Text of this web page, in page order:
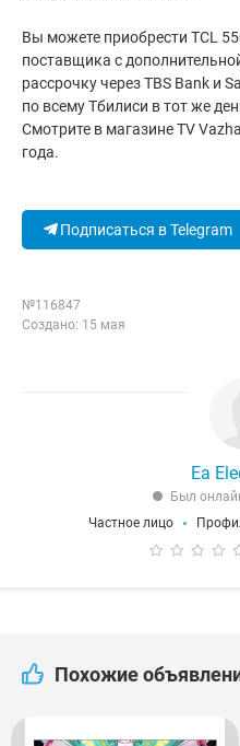
Вы можете приобрести TCL
поставщика с
рассрочку через TBS Bank и
по всему Тбилиси в тот же
Смотрите в магазине TV
года.
Подписаться в Telegram
№116847
Создано: 15 мая
Ea
Был
Частное лицо
Похожие